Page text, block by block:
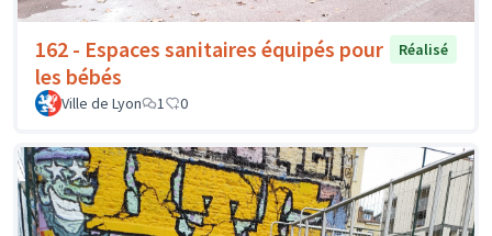
162 - Espaces sanitaires équipés pour
les bébés
Réalisé
Ville de Lyon 1 0